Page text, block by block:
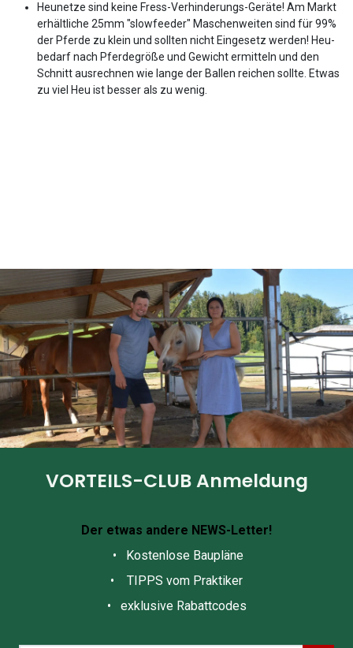
Heunetze sind keine Fress-Verhinderungs-Geräte! Am Markt
erhältliche 25mm "slowfeeder" Maschenweiten sind für 99%
der Pferde zu klein und sollten nicht Eingesetz werden! Heu-
bedarf nach Pferdegröße und Gewicht ermitteln und den
Schnitt ausrechnen wie lange der Ballen reichen sollte. Etwas
zu viel Heu ist besser als zu wenig.
VORTEILS-CLUB Anmeldung
Der etwas andere NEWS-Letter!
• Kostenlose Baupläne
• TIPPS vom Praktiker
• exklusive Rabattcodes